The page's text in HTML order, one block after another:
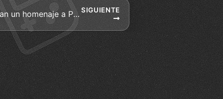
SIGUIENTE
Grand Theft Auto V realizan un homenaje a Paul Walker